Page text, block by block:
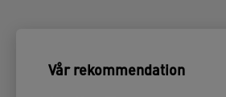
Vår rekommendation